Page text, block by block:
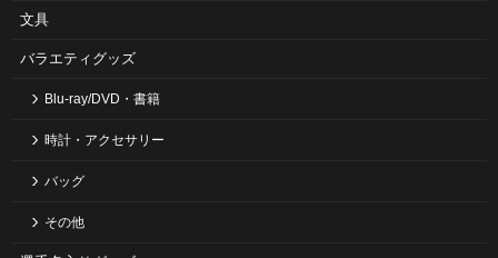
文具
バラエティグッズ
Blu-ray/DVD・書籍
時計・アクセサリー
バッグ
その他